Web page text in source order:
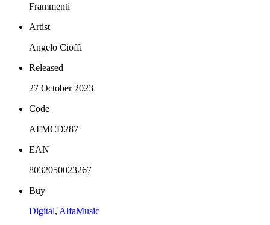
Frammenti
Artist
Angelo Cioffi
Released
27 October 2023
Code
AFMCD287
EAN
8032050023267
Buy
Digital, AlfaMusic